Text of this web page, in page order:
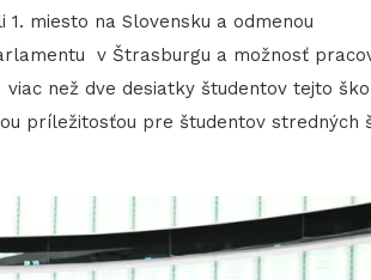
miesto na Slovensku a odmenou
v Štrasburgu a možnosť
než dve desiatky študentov tejto
príležitosťou pre študentov stredných